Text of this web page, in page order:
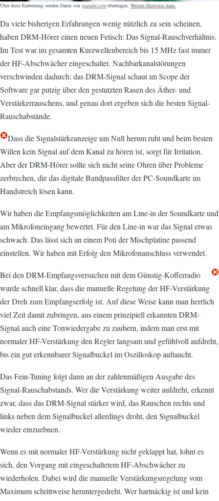
Über diese Einbettung werden Daten von youtube.com übertragen. Weitere Hinweise dazu.
Da viele bisherigen Erfahrungen wenig nützlich zu sein scheinen,
haben DRM-Hörer einen neuen Fetisch: Das Signal-Rauschverhältnis.
Im Test war im gesamten Kurzwellenbereich bis 15 MHz fast immer
der HF-Abschwächer eingeschaltet. Nachbarkanalstörungen
verschwinden dadurch; das DRM-Signal schaut im Scope der
Software gar putzig über den gestutzten Rasen des Äther- und
Verstärkerrauschens, und genau dort ergeben sich die besten Signal-
Rauschabstände.
Dass die Signalstärkeanzeige um Null herum ruht und beim besten
Willen kein Signal auf dem Kanal zu hören ist, sorgt für Irritation.
Aber der DRM-Hörer sollte sich nicht seine Ohren über Probleme
zerbrechen, die das digitale Bandpassfilter der PC-Soundkarte im
Handstreich lösen kann.
Wir haben die Empfangsmöglichkeiten am Line-in der Soundkarte und
am Mikrofoneingang bewertet. Für den Line-in war das Signal etwas
schwach. Das lässt sich an einem Poti der Mischplatine passend
einstellen. Wir haben mit Erfolg den Mikrofonanschluss verwendet.
Bei den DRM-Empfangsversuchen mit dem Günstig-Kofferradio
wurde schnell klar, dass die manuelle Regelung der HF-Verstärkung
der Dreh zum Empfangserfolg ist. Auf diese Weise kann man herrlich
viel Zeit damit zubringen, aus einem prinzipiell erkannten DRM-
Signal auch eine Tonwiedergabe zu zaubern, indem man erst mit
normaler HF-Verstärkung den Regler langsam und gefühlvoll aufdreht,
bis ein gut erkennbarer Signalbuckel im Oszilloskop auftaucht.
Das Fein-Tuning folgt dann an der zahlenmäßigen Ausgabe des
Signal-Rauschabstands. Wer die Verstärkung weiter aufdreht, erkennt
zwar, dass das DRM-Signal stärker wird, das Rauschen rechts und
links neben dem Signalbuckel allerdings droht, den Signalbuckel
wieder einzuebnen.
Wenn es mit normaler HF-Verstärkung nicht geklappt hat, lohnt es
sich, den Vorgang mit eingeschaltetem HF-Abschwächer zu
wiederholen. Dabei wird die manuelle Verstärkungsregelung vom
Maximum schrittweise heruntergedreht. Wer hartnäckig ist und kein